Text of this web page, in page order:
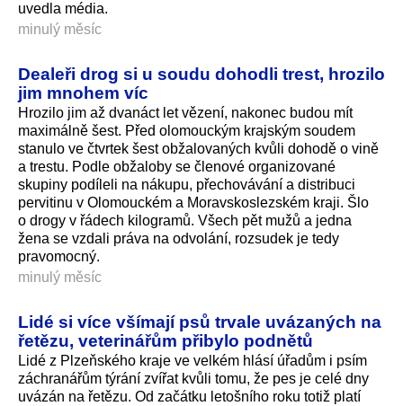
uvedla média.
minulý měsíc
Dealeři drog si u soudu dohodli trest, hrozilo
jim mnohem víc
Hrozilo jim až dvanáct let vězení, nakonec budou mít
maximálně šest. Před olomouckým krajským soudem
stanulo ve čtvrtek šest obžalovaných kvůli dohodě o vině
a trestu. Podle obžaloby se členové organizované
skupiny podíleli na nákupu, přechovávání a distribuci
pervitinu v Olomouckém a Moravskoslezském kraji. Šlo
o drogy v řádech kilogramů. Všech pět mužů a jedna
žena se vzdali práva na odvolání, rozsudek je tedy
pravomocný.
minulý měsíc
Lidé si více všímají psů trvale uvázaných na
řetězu, veterinářům přibylo podnětů
Lidé z Plzeňského kraje ve velkém hlásí úřadům i psím
záchranářům týrání zvířat kvůli tomu, že pes je celé dny
uvázán na řetězu. Od začátku letošního roku totiž platí